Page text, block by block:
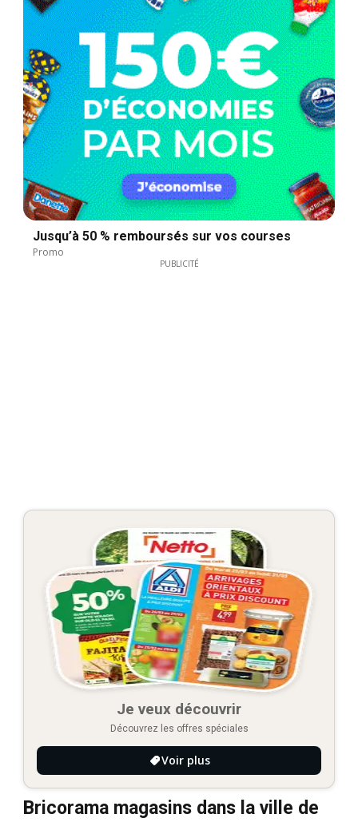
Jusqu’à 50 % remboursés sur vos courses
Promo
PUBLICITÉ
Je veux découvrir
Découvrez les offres spéciales
Voir plus
Bricorama magasins dans la ville de